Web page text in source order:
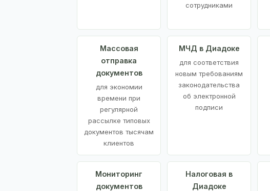
сотрудниками
Массовая
отправка
документов
для экономии
времени при
регулярной
рассылке типовых
документов тысячам
клиентов
МЧД в Диадоке
для соответствия
новым требованиям
законодательства
об электронной
подписи
Мониторинг
документов
Налоговая в
Диадоке